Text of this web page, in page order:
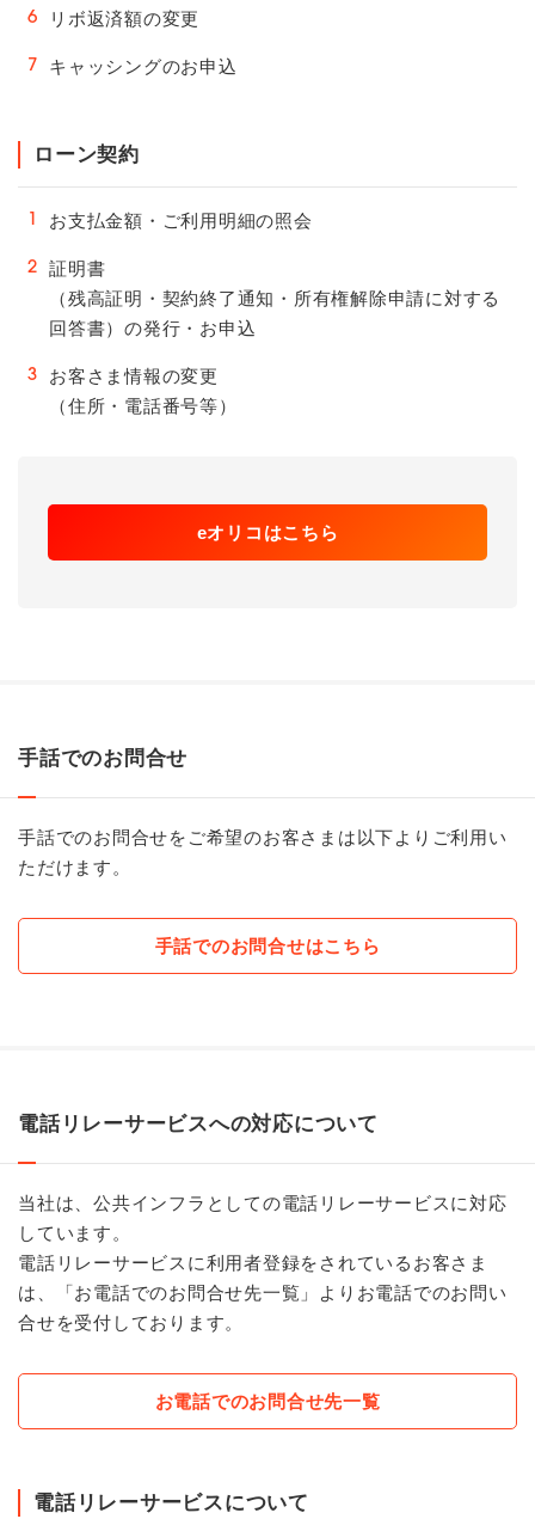
6 リボ返済額の変更
7 キャッシングのお申込
ローン契約
1 お支払金額・ご利用明細の照会
2
証明書
（残高証明・契約終了通知・所有権解除申請に対する
回答書）の発行・お申込
3
お客さま情報の変更
（住所・電話番号等）
eオリコはこちら
手話でのお問合せ
手話でのお問合せをご希望のお客さまは以下よりご利用い
ただけます。
手話でのお問合せはこちら
電話リレーサービスへの対応について
当社は、公共インフラとしての電話リレーサービスに対応
しています。
電話リレーサービスに利用者登録をされているお客さま
は、「お電話でのお問合せ先一覧」よりお電話でのお問い
合せを受付しております。
お電話でのお問合せ先一覧
電話リレーサービスについて